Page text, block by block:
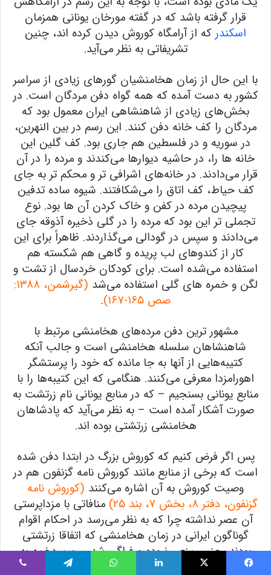
قرار گرفته باشد که در گفته مورخان یونانی همزمان
اسکندرکه از آرامگاه کوروش دیدن کرده اند، چنین
تشریفاتی به نظر می‌آید.
با این حال از زمان هخامنشیان گورهای زیادی از سراسر
کشور به دست آمده که همه گواه دفن مردگان است. در
بخش‌های زیادی از شاهنشاهی ایران معمول بود که
مردگان را کف خانه دفن کنند. این رسم در بین النهرین،
در سوریه و در فلسطین هم جاری بود. کف گلین این
خانه ها را، در حاشیه دیوارها می‌کندند و مرده را در آن
قرار می‌دادند. در خانه‌های اشرافی تر و محکم تر به جای
کف حیاط، کف اتاق را می‌شکافتند. شیوه ساده تدفین
پیچیدن مرده در کفن و خاک کردن آن ها بود. نوع
تجملی تر این بود که مرده را در گلی ذخیره آذوقه جای
می‌دادند و سپس در گودالی می‌گذاردند. ظاهراً برای این
کار از کندوهای لب پریده و گاهی هم شکسته هم
استفاده می‌شده است. برای کودکان خردسال از تشت و
لگن و خمره های گلی استفاده می‌شد
(گیرشمن، ۱۳۸۸:
صص ۱۶۵-۱۶۷)
.
مشهور ترین دفن مرده‌های هخامنشی مرتبط با
شاهنشاهان سلسله هخامنشی است و جالب آنکه
کتیبه‌هایی از آنها به جا مانده که خود را پرستشگر
اهورامزدا معرفی می‌کنند. هنگامی که این کتیبه‌ها را با
منابع یونانی بسنجیم – که در منابع یونانی نام زرتشت به
صورت آشکار آمده است – به نظر می‌آید که پادشاهان
هخامنشی زرتشتی بوده اند.
پس اگر فرض کنیم که کوروش بزرگ در ابتدا دفن شده
است که برخی از منابع مانند کوروش نامه گزنفون هم در
وصیت کوروش به آن اشاره می‌کنند (کوروش نامه
گزنفون، دفتر ٨، بخش ٧، بند ٢۵)
منافاتی با مزداپرستی
آن عصر نداشته چرا که به نظر می‌رسد در احکام اقوام
گوناگون ایرانی در زمان هخامنشی که اتفاقا زرتشتی
بودند، چنین منعی نبوده و فراگیر شدن رسم دخمه به
دوران پس از هخامنشیان مرتبط است.